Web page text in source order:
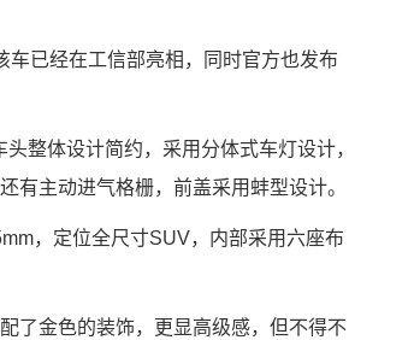
已经在工信部亮相，同时官方也发布
整体设计简约，采用分体式车灯设计，
有主动进气格栅，前盖采用蚌型设计。
，定位全尺寸SUV，内部采用六座布
了金色的装饰，更显高级感，但不得不